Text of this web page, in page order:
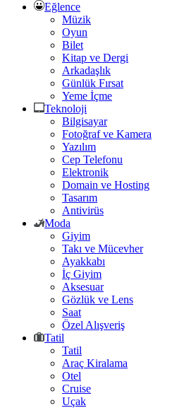
Eğlence
Müzik
Oyun
Bilet
Kitap ve Dergi
Arkadaşlık
Günlük Fırsat
Yeme İçme
Teknoloji
Bilgisayar
Fotoğraf ve Kamera
Yazılım
Cep Telefonu
Elektronik
Domain ve Hosting
Tasarım
Antivirüs
Moda
Giyim
Takı ve Mücevher
Ayakkabı
İç Giyim
Aksesuar
Gözlük ve Lens
Saat
Özel Alışveriş
Tatil
Tatil
Araç Kiralama
Otel
Cruise
Uçak